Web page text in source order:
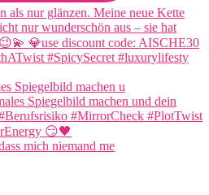
Spiegelbild machen u
mich niemand me